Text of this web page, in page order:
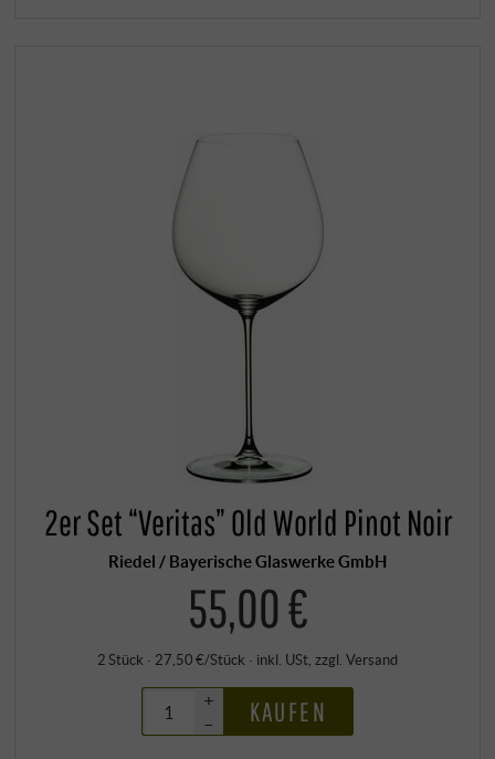
2er Set “Veritas” Old World Pinot Noir
Riedel / Bayerische Glaswerke GmbH
55,00 €
2 Stück · 27,50 €/Stück · inkl. USt , zzgl. Versand
+
–
KAUFEN